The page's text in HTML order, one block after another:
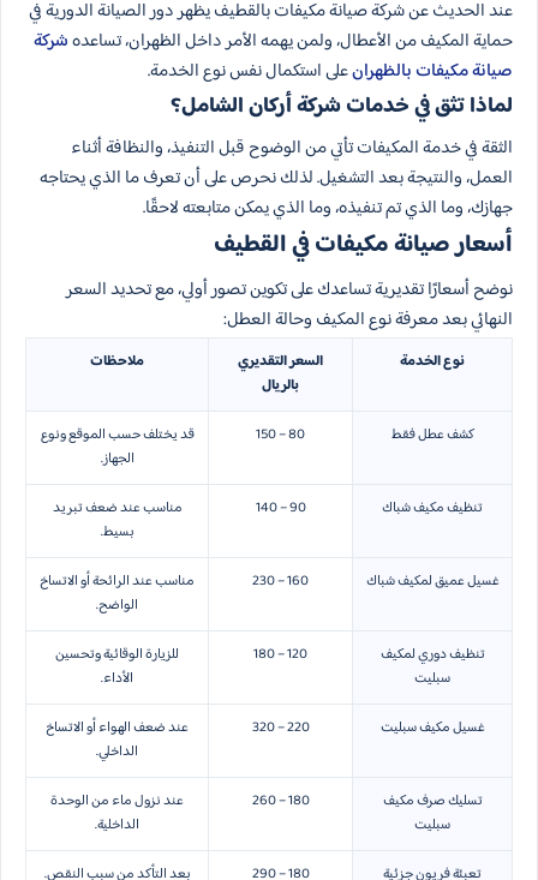
عند الحديث عن شركة صيانة مكيفات بالقطيف يظهر دور الصيانة الدورية في
حماية المكيف من الأعطال، ولمن يهمه الأمر داخل الظهران، تساعدهشركة
صيانة مكيفات بالظهرانعلى استكمال نفس نوع الخدمة.
لماذا تثق في خدمات شركة أركان الشامل؟
الثقة في خدمة المكيفات تأتي من الوضوح قبل التنفيذ، والنظافة أثناء
العمل، والنتيجة بعد التشغيل. لذلك نحرص على أن تعرف ما الذي يحتاجه
جهازك، وما الذي تم تنفيذه، وما الذي يمكن متابعته لاحقًا.
أسعار صيانة مكيفات في القطيف
نوضح أسعارًا تقديرية تساعدك على تكوين تصور أولي، مع تحديد السعر
النهائي بعد معرفة نوع المكيف وحالة العطل:
نوع الخدمة
السعر التقديري
بالريال
ملاحظات
كشف عطل فقط 80 – 150
قد يختلف حسب الموقع ونوع
الجهاز.
تنظيف مكيف شباك
90 – 140
مناسب عند ضعف تبريد
بسيط.
غسيل عميق لمكيف شباك
160 – 230
مناسب عند الرائحة أو الاتساخ
الواضح.
تنظيف دوري لمكيف
سبليت
120 – 180
للزيارة الوقائية وتحسين
الأداء.
غسيل مكيف سبليت
220 – 320
عند ضعف الهواء أو الاتساخ
الداخلي.
تسليك صرف مكيف
سبليت
180 – 260
عند نزول ماء من الوحدة
الداخلية.
تعبئة فريون جزئية
180 – 290
بعد التأكد من سبب النقص.